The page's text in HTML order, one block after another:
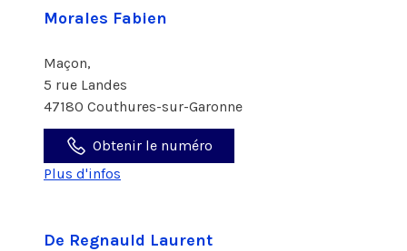
Morales Fabien
Maçon,
5 rue Landes
47180 Couthures-sur-Garonne
Obtenir le numéro
Plus d'infos
De Regnauld Laurent